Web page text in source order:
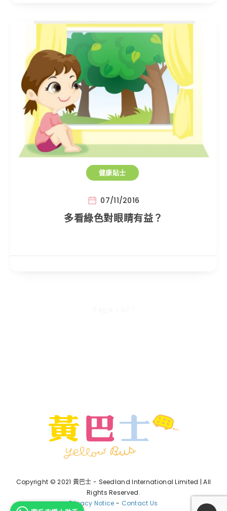
健康貼士
07/11/2016
多看綠色對眼睛有益？
Copyright © 2021 黃巴士 - Seedland International Limited | All
Rights Reserved.
Privacy Notice - Contact Us